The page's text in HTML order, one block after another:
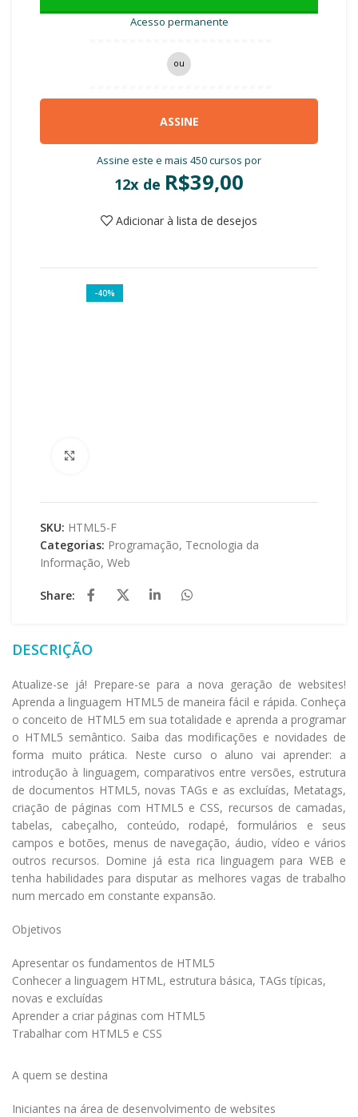
Acesso permanente
ou
ASSINE
Assine este e mais 450 cursos por
12x de R$39,00
Adicionar à lista de desejos
-40%
SKU: HTML5-F
Categorias: Programação, Tecnologia da
Informação, Web
Share:
DESCRIÇÃO
Atualize-se já! Prepare-se para a nova geração de websites!
Aprenda a linguagem HTML5 de maneira fácil e rápida. Conheça
o conceito de HTML5 em sua totalidade e aprenda a programar
o HTML5 semântico. Saiba das modificações e novidades de
forma muito prática. Neste curso o aluno vai aprender: a
introdução à linguagem, comparativos entre versões, estrutura
de documentos HTML5, novas TAGs e as excluídas, Metatags,
criação de páginas com HTML5 e CSS, recursos de camadas,
tabelas, cabeçalho, conteúdo, rodapé, formulários e seus
campos e botões, menus de navegação, áudio, vídeo e vários
outros recursos. Domine já esta rica linguagem para WEB e
tenha habilidades para disputar as melhores vagas de trabalho
num mercado em constante expansão.
Objetivos
Apresentar os fundamentos de HTML5
Conhecer a linguagem HTML, estrutura básica, TAGs típicas,
novas e excluídas
Aprender a criar páginas com HTML5
Trabalhar com HTML5 e CSS
A quem se destina
Iniciantes na área de desenvolvimento de websites